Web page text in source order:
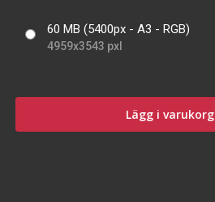
60 MB (5400px - A3 - RGB)
4959x3543 pxl
Lägg i varukorg